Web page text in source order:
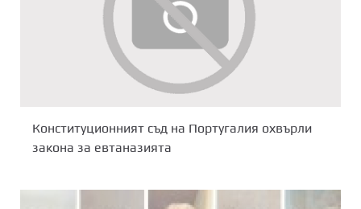
Конституционният съд на Португалия охвърли
закона за евтаназията